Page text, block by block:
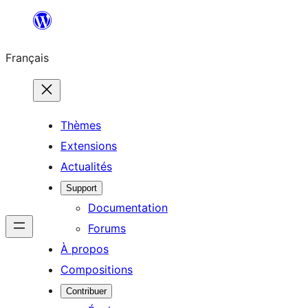
contenu
Français
Thèmes
Extensions
Actualités
Support
Documentation
Forums
À propos
Compositions
Contribuer